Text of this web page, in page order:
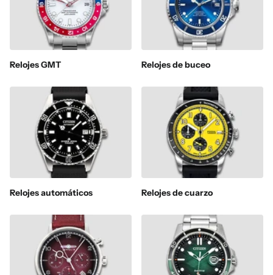
Relojes GMT Relojes de buceo
Relojes automáticos Relojes de cuarzo